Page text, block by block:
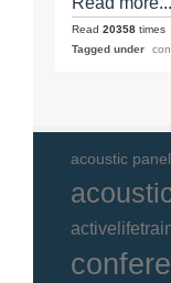
Read 20358 times
Tagged under
acoustic